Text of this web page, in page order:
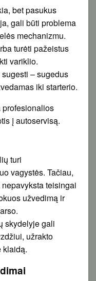
bet pasukus
gali būti problema
mechanizmu.
turėti pažeistus
variklio.
– sugedus
iki starterio.
į autoservisą.
turi
vagystės. Tačiau,
teisingai
užvedimą ir
skydelyje gali
užrakto
klaidą.